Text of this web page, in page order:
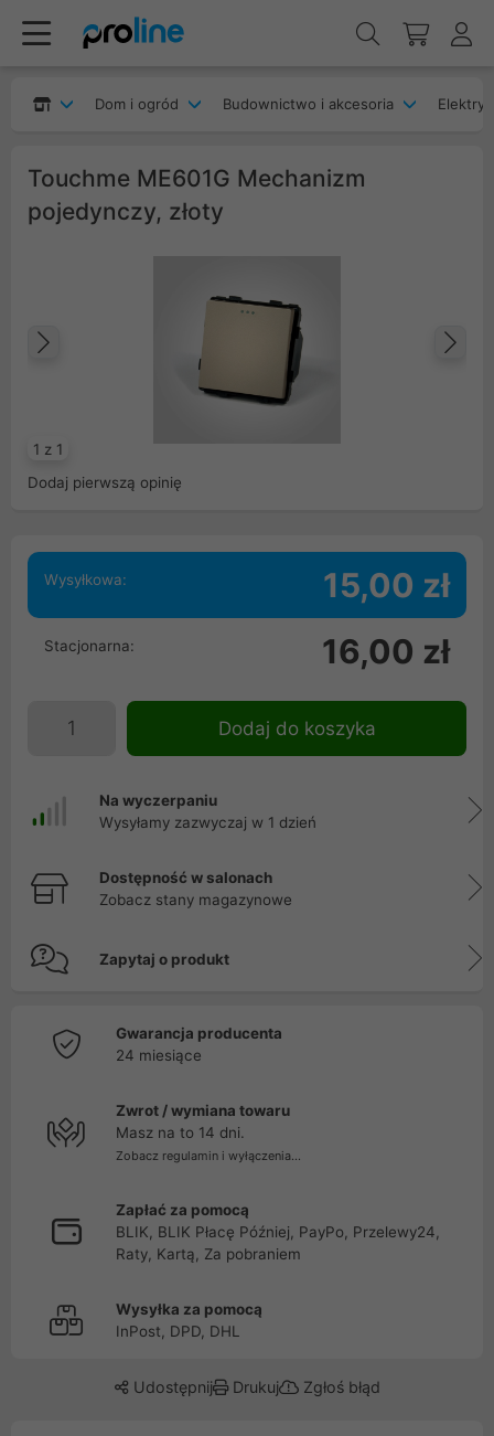
Dom i ogród Budownictwo i akcesoria
Touchme ME601G Mechanizm
pojedynczy, złoty
1 z 1
Poprzedni
Dodaj pierwszą opinię
Wysyłkowa: 15,00 zł
Stacjonarna: 16,00 zł
Dodaj do koszyka
Na wyczerpaniu
Wysyłamy zazwyczaj w 1 dzień
Dostępność w salonach
Zobacz stany magazynowe
Zapytaj o produkt
Gwarancja producenta
24 miesiące
Zwrot / wymiana towaru
Masz na to 14 dni.
Zobacz regulamin i wyłączenia...
Zapłać za pomocą
BLIK, BLIK Płacę Później, PayPo, Przelewy24,
Raty, Kartą, Za pobraniem
Wysyłka za pomocą
InPost, DPD, DHL
Udostępnij Drukuj Zgłoś błąd